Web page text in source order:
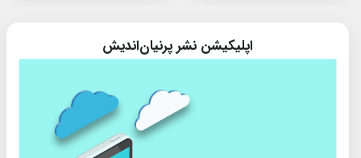
اپلیکیشن نشر پرنیان‌اندیش